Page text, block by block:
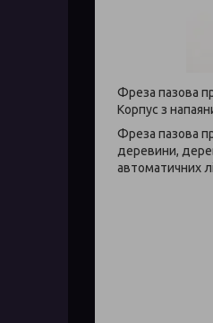
Фреза пазова
Корпус з
Фреза пазова
деревини,
автоматичних